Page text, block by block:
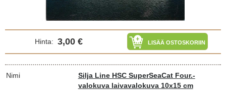
Hinta: 3,00 € LISÄÄ OSTOSKORIIN
Nimi
Silja Line HSC SuperSeaCat Four.-
valokuva laivavalokuva 10x15 cm